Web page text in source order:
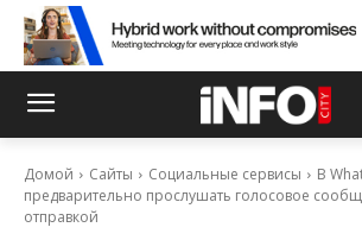
Домой Сайты Социальные сервисы
В
предварительно прослушать голосовое
отправкой